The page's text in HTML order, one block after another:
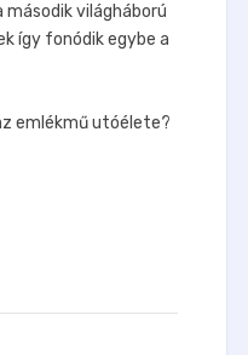
világháború
így fonódik egybe a
emlékmű utóélete?